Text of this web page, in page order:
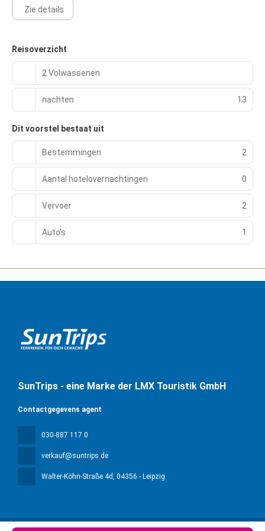
Square en het Haas-Lilienthal House is een goed onderhouden
juweel uit een vervlogen tijdperk. San Francisco bruist van
magisch en iedereen zou er minstens één keer naartoe moeten
gaan.
Zie details
Reisoverzicht
2 Volwassenen
nachten 13
Dit voorstel bestaat uit
Bestemmingen 2
Aantal hotelovernachtingen 0
Vervoer 2
Auto’s 1
SunTrips - eine Marke der LMX Touristik GmbH
Contactgegevens agent
030-887 117 0
verkauf@suntrips.de
Walter-Köhn-Straße 4d, 04356 - Leipzig